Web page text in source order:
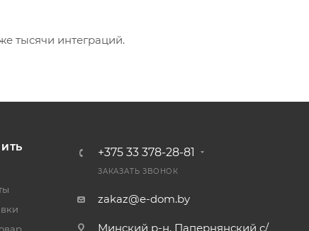
тысячи интеграций.
+375 33 378-28-81
ЗАКАЗАТЬ ЗВОНОК
zakaz@e-dom.by
Минский р-н, Папернянский с/